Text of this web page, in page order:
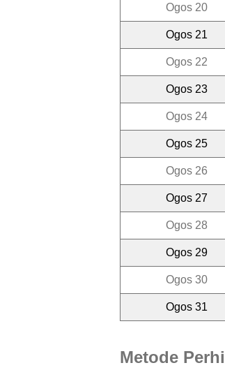
Ogos 20
Ogos 21
Ogos 22
Ogos 23
Ogos 24
Ogos 25
Ogos 26
Ogos 27
Ogos 28
Ogos 29
Ogos 30
Ogos 31
Metode